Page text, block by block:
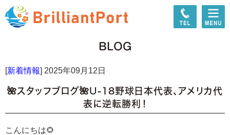
BLOG
[新着情報] 2025年09月12日
🌺スタッフブログ🌺U-18野球日本代表、アメリカ代
表に逆転勝利！
こんにちは🌻